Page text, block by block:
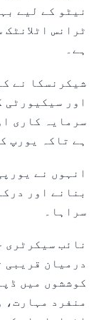
نیٹو کے لیے
ٹرانس
ہے۔
شیکرنسکا نے
اور سیکیورٹی
سرمایہ کاری
ہے تاکہ یورپ
انہوں نے
بنانے اور
سراہا۔
نائب سیکرٹری
درمیان قریبی
کوششوں میں
منفرد مہارت،